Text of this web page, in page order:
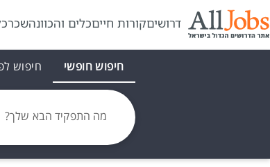
דרושיםקורות חייםכלים והכוונהשכר
חיפוש חופשי חיפוש
מה התפקיד הבא שלך?